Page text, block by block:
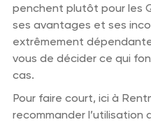
penchent plutôt pour les
ses avantages et ses
extrêmement
vous de décider ce qui
cas.
Pour faire court, ici à
recommander l’utilisation